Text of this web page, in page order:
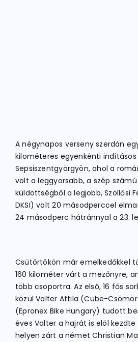
A négynapos verseny szerdán
kilométeres egyenkénti
Sepsiszentgyörgyön, ahol a
volt a leggyorsabb, a szép
küldöttségből a legjobb, Szöllősi
DKSI) volt 20 másodperccel
24 másodperc hátránnyal a 23.
Csütörtökön már emelkedőkkel
160 kilométer várt a mezőnyre,
több csoportra. Az első, 16 fős
közül Valter Attila (Cube-
(Epronex Bike Hungary) tudott
éves Valter a hajrát is elöl
helyen zárt a német Christian